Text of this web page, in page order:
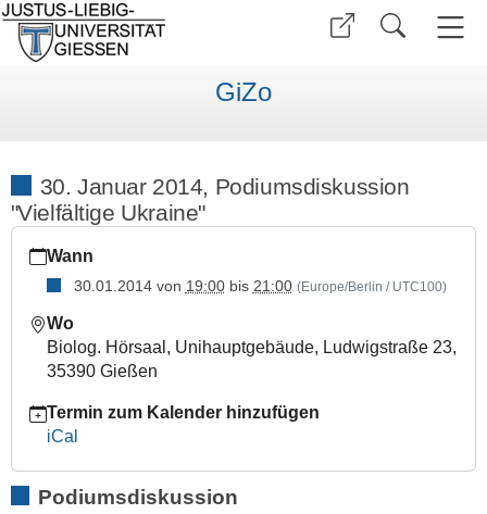
GiZo
30. Januar 2014, Podiumsdiskussion
"Vielfältige Ukraine"
giessen.de/de/fbz/zentren/gizo/aktiv/2013/
Januar
2014,
Podiumsdiskussion
Ukraine"
2014-
30T19:00:00+01:00
Wann
30.01.2014von 19:00bis 21:00 (Europe/Berlin / UTC100)
Wo
Biolog. Hörsaal, Unihauptgebäude, Ludwigstraße 23,
35390 Gießen
Termin zum Kalender hinzufügen
iCal
Podiumsdiskussion